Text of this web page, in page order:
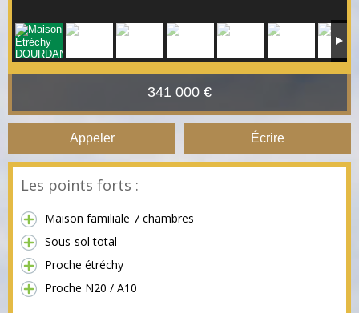
341 000 €
Appeler Écrire
Les points forts :
Maison familiale 7 chambres
Sous-sol total
Proche étréchy
Proche N20 / A10